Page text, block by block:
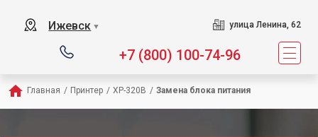
Ижевск ▼ улица Ленина, 62
+7 (800) 100-74-96
Главная / Принтер / XP-320B / Замена блока питания